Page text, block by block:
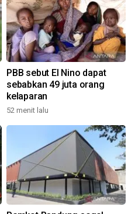
PBB sebut El Nino dapat
sebabkan 49 juta orang
kelaparan
52 menit lalu